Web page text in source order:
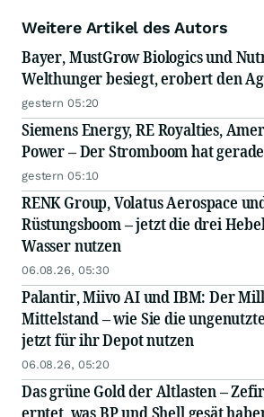
Weitere Artikel des Autors
Bayer, MustGrow Biologics und
Welthunger besiegt, erobert den
gestern 05:20
Siemens Energy, RE Royalties,
Power – Der Stromboom hat
gestern 05:10
RENK Group, Volatus Aerospace
Rüstungsboom – jetzt die drei
Wasser nutzen
06.08.26, 05:30
Palantir, Miivo AI und IBM: Der
Mittelstand – wie Sie die
jetzt für ihr Depot nutzen
06.08.26, 05:20
Das grüne Gold der Altlasten –